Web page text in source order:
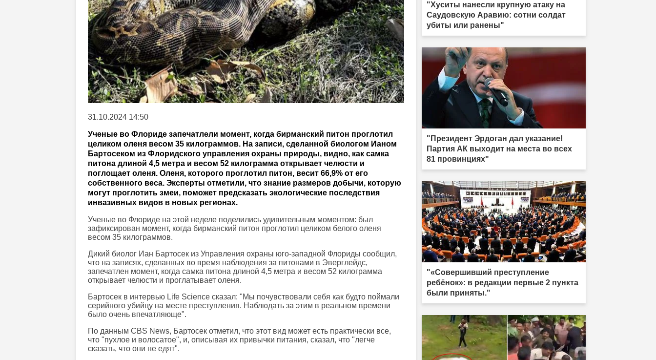
31.10.2024 14:50
Ученые во Флориде запечатлели момент, когда бирманский питон проглотил
целиком оленя весом 35 килограммов. На записи, сделанной биологом Ианом
Бартосеком из Флоридского управления охраны природы, видно, как самка
питона длиной 4,5 метра и весом 52 килограмма открывает челюсти и
поглощает оленя. Оленя, которого проглотил питон, весит 66,9% от его
собственного веса. Эксперты отметили, что знание размеров добычи, которую
могут проглотить змеи, поможет предсказать экологические последствия
инвазивных видов в новых регионах.
Ученые во Флориде на этой неделе поделились удивительным моментом: был
зафиксирован момент, когда бирманский питон проглотил целиком белого оленя
весом 35 килограммов.
Дикий биолог Иан Бартосек из Управления охраны юго-западной Флориды сообщил,
что на записях, сделанных во время наблюдения за питонами в Эверглейдс,
запечатлен момент, когда самка питона длиной 4,5 метра и весом 52 килограмма
открывает челюсти и проглатывает оленя.
Бартосек в интервью Life Science сказал: "Мы почувствовали себя как будто поймали
серийного убийцу на месте преступления. Наблюдать за этим в реальном времени
было очень впечатляюще".
По данным CBS News, Бартосек отметил, что этот вид может есть практически все,
что "пухлое и волосатое", и, описывая их привычки питания, сказал, что "легче
сказать, что они не едят".
"Хуситы нанесли крупную атаку на
Саудовскую Аравию: сотни солдат
убиты или ранены"
"Президент Эрдоган дал указание!
Партия АК выходит на места во всех
81 провинциях"
"«Совершивший преступление
ребёнок»: в редакции первые 2 пункта
были приняты."